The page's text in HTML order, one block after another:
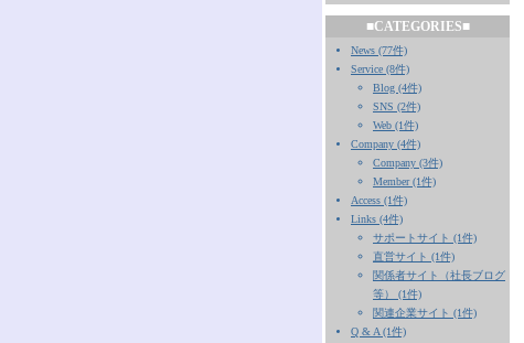
■CATEGORIES■
News (77件)
Service (8件)
Blog (4件)
SNS (2件)
Web (1件)
Company (4件)
Company (3件)
Member (1件)
Access (1件)
Links (4件)
サポートサイト (1件)
直営サイト (1件)
関係者サイト（社長ブログ
等） (1件)
関連企業サイト (1件)
Q & A (1件)